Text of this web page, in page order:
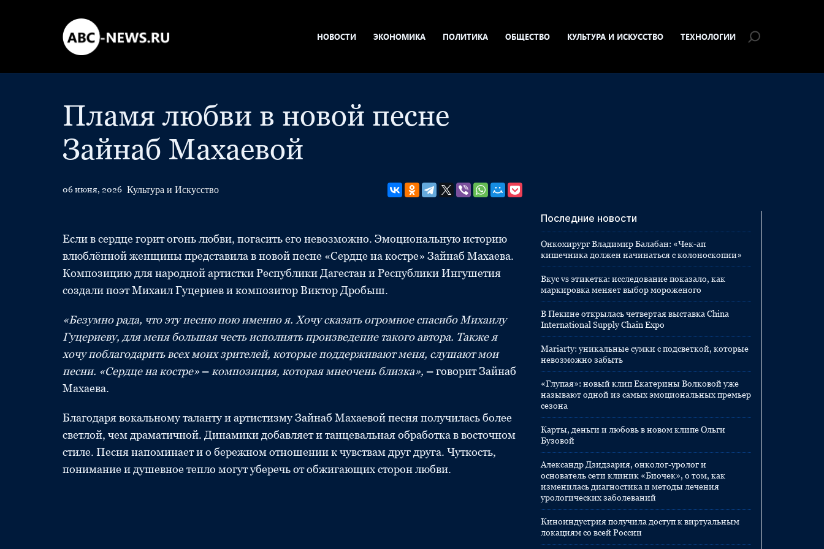
НОВОСТИ ЭКОНОМИКА ПОЛИТИКА ОБЩЕСТВО КУЛЬТУРА И ИСКУССТВО ТЕХНОЛОГИИ
Пламя любви в новой песне
Зайнаб Махаевой
06 июня, 2026 Культура и Искусство
Если в сердце горит огонь любви, погасить его невозможно. Эмоциональную историю
влюблённой женщины представила в новой песне «Сердце на костре» Зайнаб Махаева.
Композицию для народной артистки Республики Дагестан и Республики Ингушетия
создали поэт Михаил Гуцериев и композитор Виктор Дробыш.
«Безумно рада, что эту песню пою именно я. Хочу сказать огромное спасибо Михаилу
Гуцериеву, для меня большая честь исполнять произведение такого автора. Также я
хочу поблагодарить всех моих зрителей, которые поддерживают меня, слушают мои
песни. «Сердце на костре»– композиция, которая мнеочень близка», –говорит Зайнаб
Махаева.
Благодаря вокальному таланту и артистизму Зайнаб Махаевой песня получилась более
светлой, чем драматичной. Динамики добавляет и танцевальная обработка в восточном
стиле. Песня напоминает и о бережном отношении к чувствам друг друга. Чуткость,
понимание и душевное тепло могут уберечь от обжигающих сторон любви.
Последние новости
Онкохирург Владимир Балабан: «Чек-ап
кишечника должен начинаться с колоноскопии»
Вкус vs этикетка: исследование показало, как
маркировка меняет выбор мороженого
В Пекине открылась четвертая выставка China
International Supply Chain Expo
Mariarty: уникальные сумки с подсветкой, которые
невозможно забыть
«Глупая»: новый клип Екатерины Волковой уже
называют одной из самых эмоциональных премьер
сезона
Карты, деньги и любовь в новом клипе Ольги
Бузовой
Александр Дзидзария, онколог-уролог и
основатель сети клиник «Биочек», о том, как
изменилась диагностика и методы лечения
урологических заболеваний
Киноиндустрия получила доступ к виртуальным
локациям со всей России